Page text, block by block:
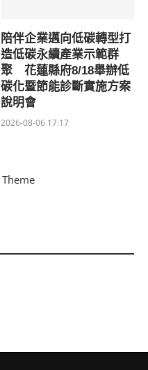
陪伴企業邁向低碳轉型打
造低碳永續產業示範群
聚 花蓮縣府8/18舉辦低
碳化暨節能診斷實施方案
說明會
2026-08-06 17:17